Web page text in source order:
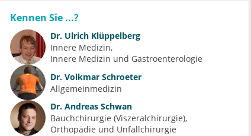
Kennen Sie ...?
Dr. Ulrich Klüppelberg
Innere Medizin
Innere Medizin und Gastroenterologie
Dr. Volkmar Schroeter
Allgemeinmedizin
Dr. Andreas Schwan
Bauchchirurgie (Viszeralchirurgie)
Orthopädie und Unfallchirurgie